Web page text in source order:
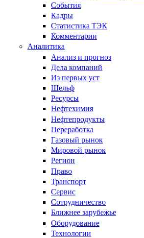
События
Кадры
Статистика ТЭК
Комментарии
Аналитика
Анализ и прогноз
Дела компаний
Из первых уст
Шельф
Ресурсы
Нефтехимия
Нефтепродукты
Переработка
Газовый рынок
Мировой рынок
Регион
Право
Транспорт
Сервис
Сотрудничество
Ближнее зарубежье
Оборудование
Технологии